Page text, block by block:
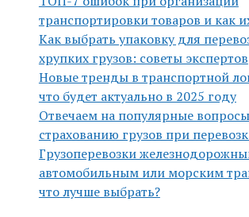
транспортировки товаров и как
Как выбрать упаковку для
хрупких грузов: советы экспертов
Новые тренды в транспортной
что будет актуально в 2025 году
Отвечаем на популярные
страхованию грузов при
Грузоперевозки
автомобильным или морским
что лучше выбрать?